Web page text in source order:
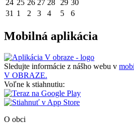
24 25 26 27 28 29 30
31 1 2 3 4 5 6
Mobilná aplikácia
Sledujte informácie z nášho webu v
V OBRAZE.
Voľne k stiahnutiu:
O obci